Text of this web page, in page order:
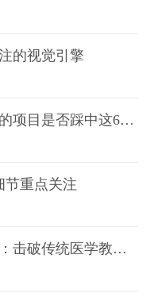
的视觉引擎
三维动画制作常见问题清单：你的项目是否踩中这6大技术雷区？
节重点关注
医疗教育仿真动画定制实战手册：击破传统医学教育7大痛点